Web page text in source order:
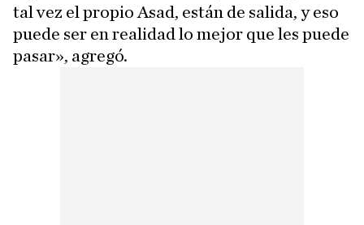
tal vez el propio Asad, están de salida, y eso
puede ser en realidad lo mejor que les puede
pasar», agregó.